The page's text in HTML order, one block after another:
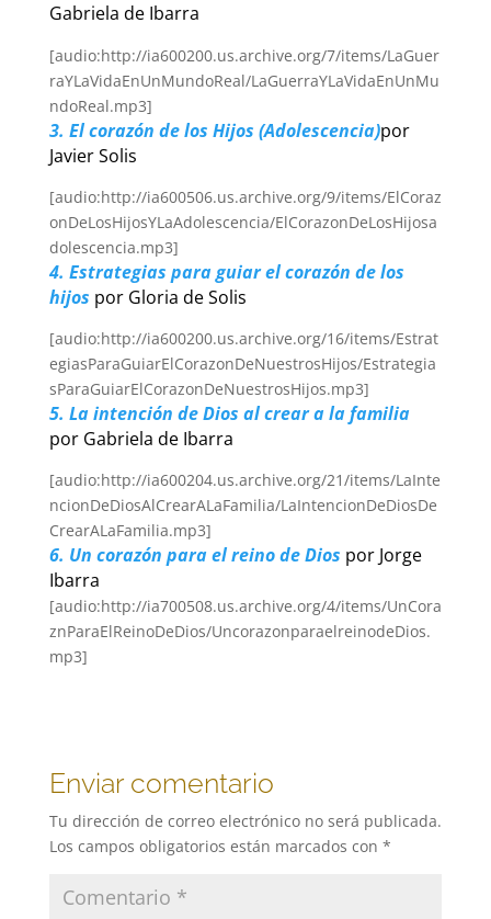
Gabriela de Ibarra
[audio:http://ia600200.us.archive.org/7/items/LaGuer
raYLaVidaEnUnMundoReal/LaGuerraYLaVidaEnUnMu
ndoReal.mp3]
3. El corazón de los Hijos (Adolescencia)por
Javier Solis
[audio:http://ia600506.us.archive.org/9/items/ElCoraz
onDeLosHijosYLaAdolescencia/ElCorazonDeLosHijosa
dolescencia.mp3]
4. Estrategias para guiar el corazón de los
hijos por Gloria de Solis
[audio:http://ia600200.us.archive.org/16/items/Estrat
egiasParaGuiarElCorazonDeNuestrosHijos/Estrategia
sParaGuiarElCorazonDeNuestrosHijos.mp3]
5. La intención de Dios al crear a la familia
por Gabriela de Ibarra
[audio:http://ia600204.us.archive.org/21/items/LaInte
ncionDeDiosAlCrearALaFamilia/LaIntencionDeDiosDe
CrearALaFamilia.mp3]
6. Un corazón para el reino de Dios por Jorge
Ibarra
[audio:http://ia700508.us.archive.org/4/items/UnCora
znParaElReinoDeDios/UncorazonparaelreinodeDios.
mp3]
Enviar comentario
Tu dirección de correo electrónico no será publicada.
Los campos obligatorios están marcados con *